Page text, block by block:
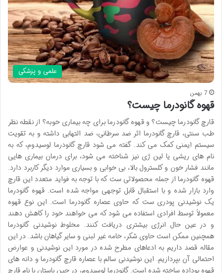
علمی و پزشکی
7 بهمن
قهوه گانودرما چیست؟
قارچ گانودرما چیست؟ و قهوه گانودرما برای چه بیماری خوبه؟ از نقطه نظر
طب سنتی، قارچ گانودرما اثر ضد سرطانی، ضد التهابی داشته و به تقویت
سیستم ایمنی کمک می کند. گفته می شود قارچ گانودرما لوسیدوم، که به
نام های ریشی یا لین ژی نیز شناخته می شود، برای درمان بیماری هایی
مانند فشار خون و کلسترول بالا، بی خوابی و بسیاری موارد دیگر کاربرد دارد.
قهوه گانودرما از جمله محصولاتی ست که با توجه به فواید متعدد این قارچ
وارد بازار شده و با استقبال قابل توجهی مواجه شده است. قهوه گانودرما
یک نوشیدنی پودری ست که حاوی عصاره گانودرما است. این نوع قهوه
معمولاً توسط افرادی استفاده می شود که می خواهند خود را کاهش دهند
و در عین حال انرژی بیشتری دریافت کنند. مخلوط نوشیدنی گانودرما
همچنین ممکن است حاوی شکر، خامه غیر لبنی و سایر گیاهان باشد. در این
مقاله قصد داریم به ادعاهای مطرح شده در مورد این نوشیدنی و عوارض
احتمالی آن بپردازیم. این نوشیدنی سالم با عصاره قارچ گانودرما و دانه های
قهوه بوداده ساخته شده است. گانودرما لوسیدوم، در چین باستان با نام قارچ